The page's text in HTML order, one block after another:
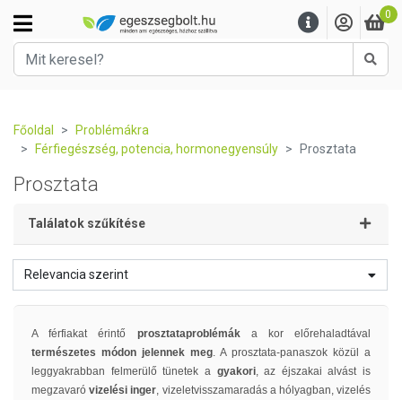
0
Főoldal
Problémákra
Férfiegészség, potencia, hormonegyensúly
Prosztata
Prosztata
Találatok szűkítése
Relevancia szerint
A férfiakat érintő prosztataproblémák a kor előrehaladtával
természetes módon jelennek meg. A prosztata-panaszok közül a
leggyakrabban felmerülő tünetek agyakori, az éjszakai alvást is
megzavaróvizelési inger, vizeletvisszamaradás a hólyagban, vizelés